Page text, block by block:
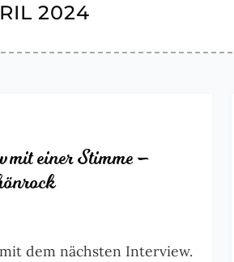
2024
einer Stimme –
dem nächsten Interview.